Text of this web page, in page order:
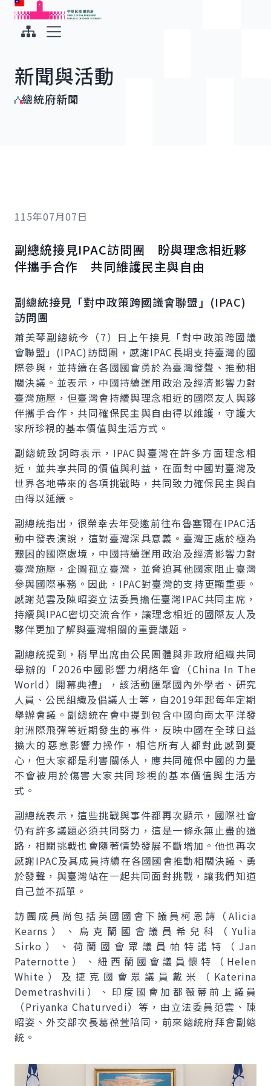
跳到主要內容
中華民國總統府
新聞與活動
總統府新聞
115年07月07日
副總統接見IPAC訪問團 盼與理念相近夥
伴攜手合作 共同維護民主與自由
副總統接見「對中政策跨國議會聯盟」 (IPAC)
訪問團
蕭美琴副總統今（7）日上午接見「對中政策跨國議
會聯盟」(IPAC)訪問團，感謝IPAC長期支持臺灣的國
際參與，並持續在各國國會勇於為臺灣發聲、推動相
關決議。並表示，中國持續運用政治及經濟影響力對
臺灣施壓，但臺灣會持續與理念相近的國際友人與夥
伴攜手合作，共同確保民主與自由得以維護，守護大
家所珍視的基本價值與生活方式。
副總統致詞時表示，IPAC與臺灣在許多方面理念相
近，並共享共同的價值與利益，在面對中國對臺灣及
世界各地帶來的各項挑戰時，共同致力確保民主與自
由得以延續。
副總統指出，很榮幸去年受邀前往布魯塞爾在IPAC活
動中發表演說，這對臺灣深具意義。臺灣正處於極為
艱困的國際處境，中國持續運用政治及經濟影響力對
臺灣施壓，企圖孤立臺灣，並脅迫其他國家阻止臺灣
參與國際事務。因此，IPAC對臺灣的支持更顯重要。
感謝范雲及陳昭姿立法委員擔任臺灣IPAC共同主席，
持續與IPAC密切交流合作，讓理念相近的國際友人及
夥伴更加了解與臺灣相關的重要議題。
副總統提到，稍早出席由公民團體與非政府組織共同
舉辦的「2026中國影響力網絡年會（China In The
World）開幕典禮」，該活動匯聚國內外學者、研究
人員、公民組織及倡議人士等，自2019年起每年定期
舉辦會議。副總統在會中提到包含中國向南太平洋發
射洲際飛彈等近期發生的事件，反映中國在全球日益
擴大的惡意影響力操作，相信所有人都對此感到憂
心，但大家都是利害關係人，應共同確保中國的力量
不會被用於傷害大家共同珍視的基本價值與生活方
式。
副總統表示，這些挑戰與事件都再次顯示，國際社會
仍有許多議題必須共同努力，這是一條永無止盡的道
路，相關挑戰也會隨著情勢發展不斷增加。他也再次
感謝IPAC及其成員持續在各國國會推動相關決議、勇
於發聲，與臺灣站在一起共同面對挑戰，讓我們知道
自己並不孤單。
訪團成員尚包括英國國會下議員柯恩詩（Alicia
Kearns）、烏克蘭國會議員希兒科（Yulia
Sirko）、荷蘭國會眾議員帕特諾特（Jan
Paternotte）、紐西蘭國會議員懷特（Helen
White）及捷克國會眾議員戴米（Katerina
Demetrashvili）、印度國會加都薇蒂前上議員
（Priyanka Chaturvedi）等，由立法委員范雲、陳
昭姿、外交部次長葛葆萱陪同，前來總統府拜會副總
統。